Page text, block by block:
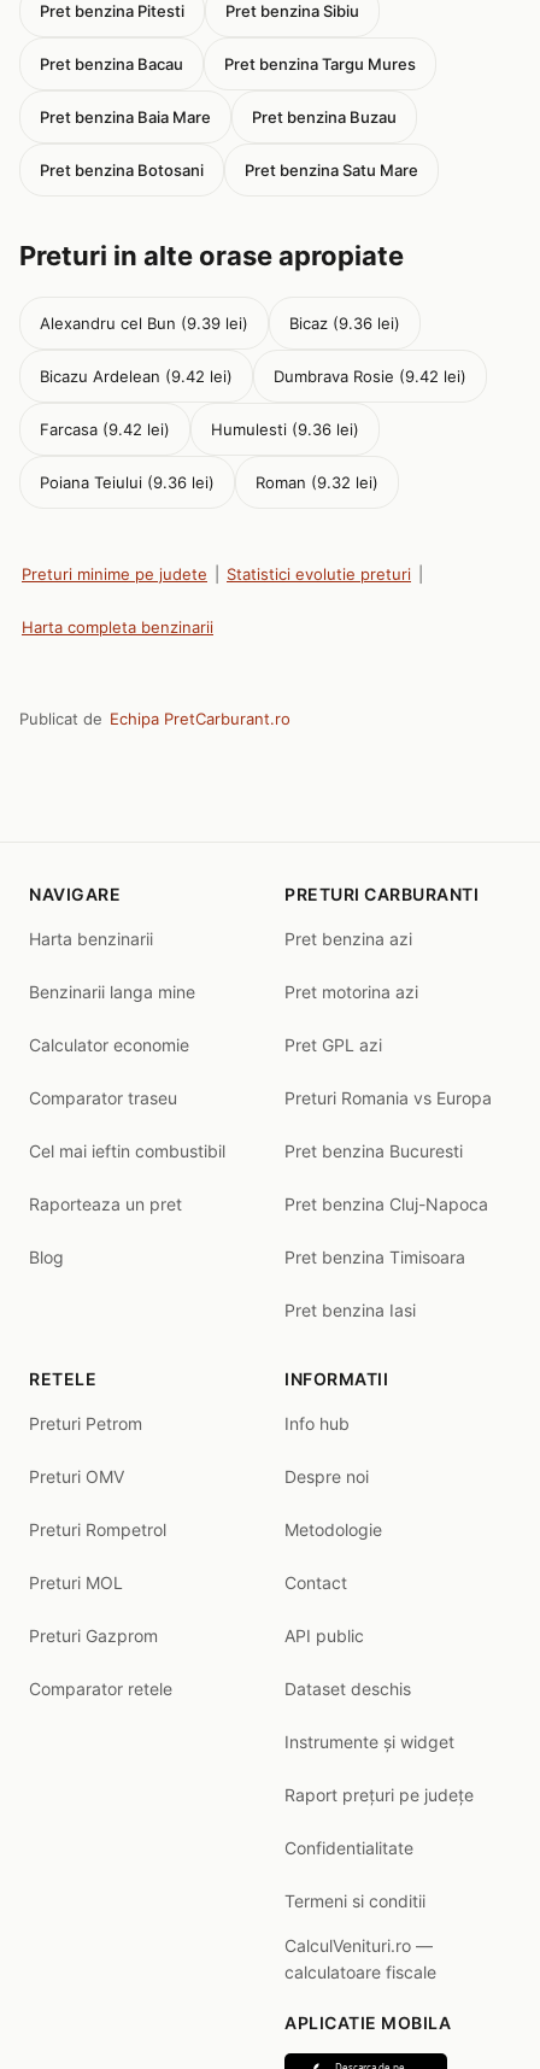
Pret benzina Pitesti Pret benzina Sibiu
Pret benzina Bacau Pret benzina Targu Mures
Pret benzina Baia Mare Pret benzina Buzau
Pret benzina Botosani Pret benzina Satu Mare
Preturi in alte orase apropiate
Alexandru cel Bun (9.39 lei) Bicaz (9.36 lei)
Bicazu Ardelean (9.42 lei) Dumbrava Rosie (9.42 lei)
Farcasa (9.42 lei) Humulesti (9.36 lei)
Poiana Teiului (9.36 lei) Roman (9.32 lei)
Preturi minime pe judete Statistici evolutie preturi
Harta completa benzinarii
Publicat de Echipa PretCarburant.ro
NAVIGARE
Harta benzinarii
Benzinarii langa mine
Calculator economie
Comparator traseu
Cel mai ieftin combustibil
Raporteaza un pret
Blog
PRETURI CARBURANTI
Pret benzina azi
Pret motorina azi
Pret GPL azi
Preturi Romania vs Europa
Pret benzina Bucuresti
Pret benzina Cluj-Napoca
Pret benzina Timisoara
Pret benzina Iasi
RETELE
Preturi Petrom
Preturi OMV
Preturi Rompetrol
Preturi MOL
Preturi Gazprom
Comparator retele
INFORMATII
Info hub
Despre noi
Metodologie
Contact
API public
Dataset deschis
Instrumente și widget
Raport prețuri pe județe
Confidentialitate
Termeni si conditii
CalculVenituri.ro —
calculatoare fiscale
APLICATIE MOBILA